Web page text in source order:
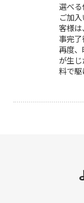
選べ
ご加
客様
事完了
再度
が生
料で駆